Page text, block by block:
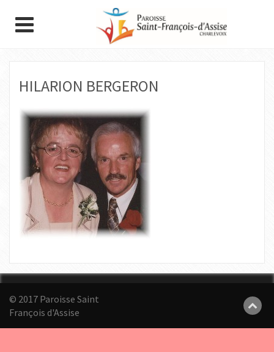
HILARION BERGERON
© 2017 Paroisse Saint
François d'Assise